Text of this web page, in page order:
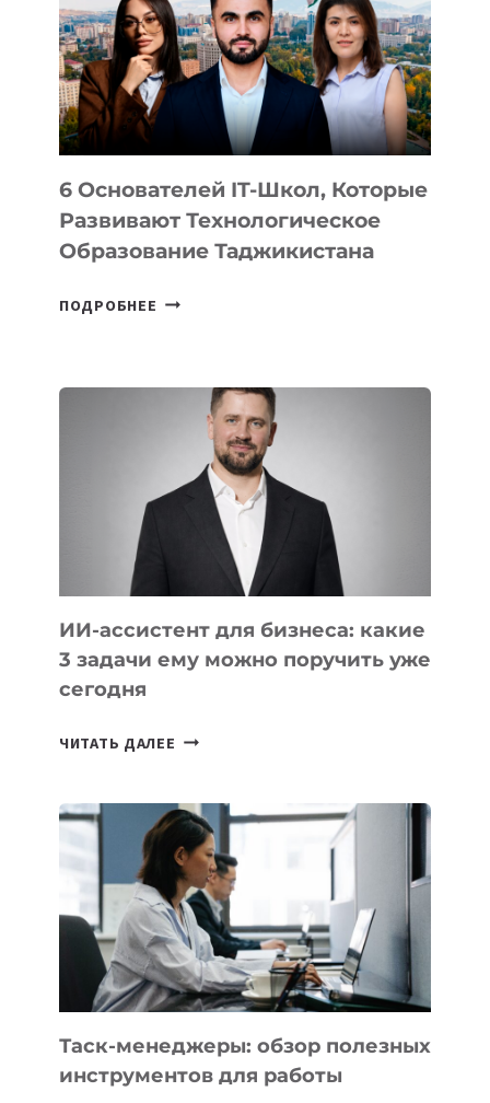
НОВОГО
УСТРОЙСТВА
ОТ
OPENAI
6 Основателей IT-Школ, Которые
Развивают Технологическое
Образование Таджикистана
ПОДРОБНЕЕ 6
КОТОРЫЕ
РАЗВИВАЮТ
ТЕХНОЛОГИЧЕСКОЕ
ОБРАЗОВАНИЕ
ТАДЖИКИСТАНА
ИИ-ассистент для бизнеса: какие
3 задачи ему можно поручить уже
сегодня
ЧИТАТЬ ДАЛЕЕ ИИ-
БИЗНЕСА:
КАКИЕ
3
ЗАДАЧИ
ЕМУ
МОЖНО
ПОРУЧИТЬ
УЖЕ
СЕГОДНЯ
Таск-менеджеры: обзор полезных
инструментов для работы